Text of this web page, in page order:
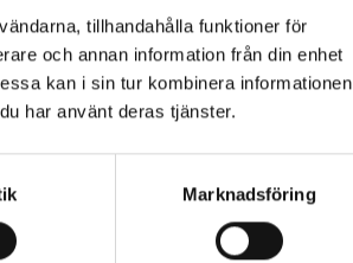
tillhandahålla funktioner för
och annan information från din enhet
kan i sin tur kombinera informationen
har använt deras tjänster.
Marknadsföring
walls
Barcode